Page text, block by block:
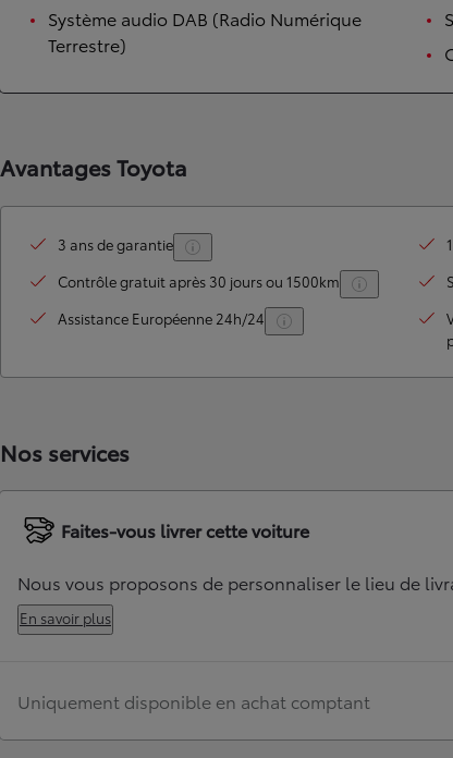
TOYOTA C-HR
Système audio DAB (Radio Numérique
Terrestre)
Avantages Toyota
3 ans de garantie
Contrôle gratuit après 30 jours ou 1500km
Assistance Européenne 24h/24
Nos services
Faites-vous livrer cette voiture
Nous vous proposons de personnaliser le lieu de
En savoir plus
Uniquement disponible en achat comptant